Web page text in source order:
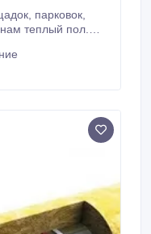
теплый пол.
под